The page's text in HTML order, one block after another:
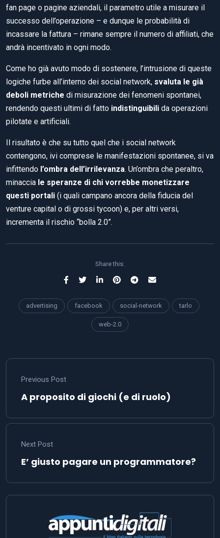
fan page o pagine aziendali, il parametro utile a misurare il
successo dell’operazione – e dunque le probabilità di
incassare la fattura – rimane sempre il numero di affiliati, che
andrà incentivato in ogni modo.
Come ho già avuto modo di sostenere, l’intrusione di queste
logiche furbe all’interno dei social network, svaluta le già
deboli metriche di misurazione dei fenomeni spontanei,
rendendo questi ultimi di fatto indistinguibili da operazioni
pilotate e artificiali.
Il risultato è che su tutto quel che i social network
contengono, ivi comprese le manifestazioni spontanee, si va
infittendo l’ombra dell’irrilevanza. Un’ombra che peraltro,
minaccia le speranze di chi vorrebbe monetizzare
questi portali (i quali campano ancora della fiducia del
venture capital o di grossi tycoon) e, per altri versi,
incrementa il rischio “bolla 2.0”.
Share this:
advertising facebook social-network tarlo
web-2.0
Previous Post
A proposito di giochi (e di ruolo)
Next Post
E’ giusto pagare un programmatore?